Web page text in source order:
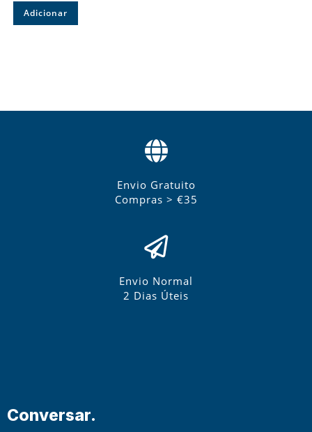
Adicionar
Envio Gratuito
Compras > €35
Envio Normal
2 Dias Úteis
Conversar.